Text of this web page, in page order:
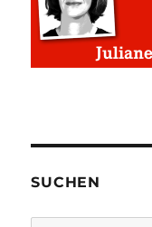
SUCHEN